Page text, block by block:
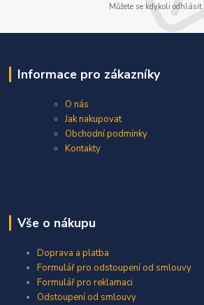
Můžete se kdykoli odhlásit.
Informace pro zákazníky
O nás
Jak nakupovat
Obchodní podmínky
Kontakty
Vše o nákupu
Doprava a platba
Formulář pro odstoupení od smlouvy
Formulář pro reklamaci
Odstoupení od smlouvy